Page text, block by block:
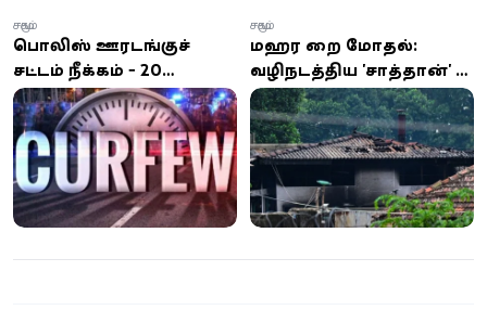
பொலிஸ் ஊரடங்குச்
சட்டம் நீக்கம் - 20
கைதிகள், பூசா
சிறைச்சாலைக்கு
இடமாற்றம்
சமூகம்
மஹர சிறை மோதல்:
வழிநடத்திய 'சாத்தான்' -
ரூ.15 கோடி சேதம் -
போதைப்பொருள்
தட்டுப்பாடே காரணம் -
முதற்கட்ட
விசாரணையில்
திடுக்கிடும் தகவல்கள்!
சமூகம்